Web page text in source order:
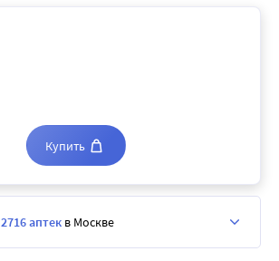
Купить
2716 аптек в Москве